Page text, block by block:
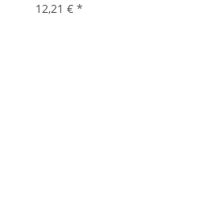
12,21 € *